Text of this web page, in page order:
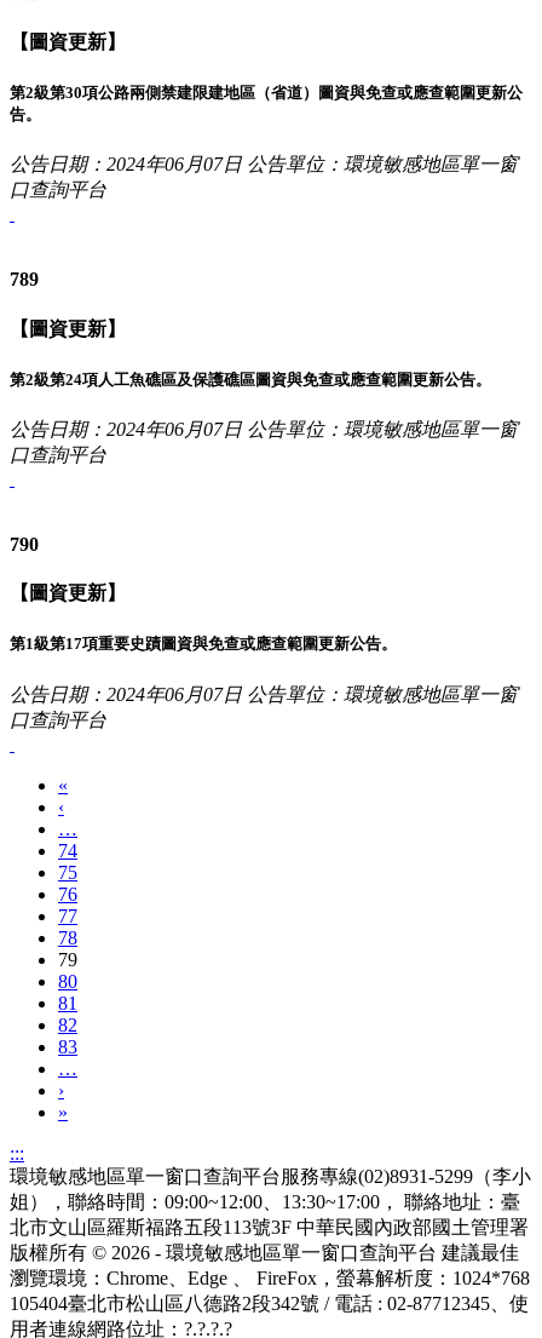
【圖資更新】
第2級第30項公路兩側禁建限建地區（省道）圖資與免查或應查範圍更新公
告。
公告日期：2024年06月07日 公告單位：環境敏感地區單一窗
口查詢平台
789
【圖資更新】
第2級第24項人工魚礁區及保護礁區圖資與免查或應查範圍更新公告。
公告日期：2024年06月07日 公告單位：環境敏感地區單一窗
口查詢平台
790
【圖資更新】
第1級第17項重要史蹟圖資與免查或應查範圍更新公告。
公告日期：2024年06月07日 公告單位：環境敏感地區單一窗
口查詢平台
«
‹
…
74
75
76
77
78
79
80
81
82
83
…
›
»
:::
環境敏感地區單一窗口查詢平台服務專線(02)8931-5299（李小
姐），聯絡時間：09:00~12:00、13:30~17:00， 聯絡地址：臺
北市文山區羅斯福路五段113號3F 中華民國內政部國土管理署
版權所有 © 2026 - 環境敏感地區單一窗口查詢平台 建議最佳
瀏覽環境：Chrome、Edge 、 FireFox，螢幕解析度：1024*768
105404臺北市松山區八德路2段342號 / 電話 : 02-87712345 、使
用者連線網路位址：?.?.?.?